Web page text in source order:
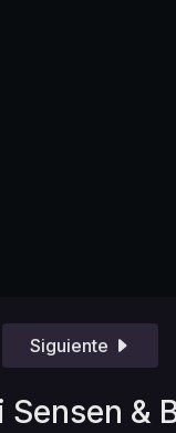
Siguiente
&